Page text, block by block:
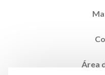
Área